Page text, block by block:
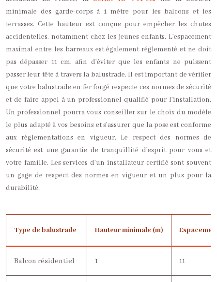
minimale des garde-corps à 1 mètre pour les balcons et les
terrasses. Cette hauteur est conçue pour empêcher les chutes
accidentelles, notamment chez les jeunes enfants. L’espacement
maximal entre les barreaux est également réglementé et ne doit
pas dépasser 11 cm, afin d’éviter que les enfants ne puissent
passer leur tête à travers la balustrade. Il est important de vérifier
que votre balustrade en fer forgé respecte ces normes de sécurité
et de faire appel à un professionnel qualifié pour l’installation.
Un professionnel pourra vous conseiller sur le choix du modèle
le plus adapté à vos besoins et s’assurer que la pose est conforme
aux réglementations en vigueur. Le respect des normes de
sécurité est une garantie de tranquillité d’esprit pour vous et
votre famille. Les services d’un installateur certifié sont souvent
un gage de respect des normes en vigueur et un plus pour la
durabilité.
Type de balustrade Hauteur minimale (m)
Balcon résidentiel 1 11